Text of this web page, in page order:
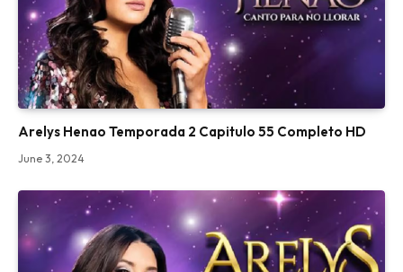
Arelys Henao Temporada 2 Capitulo 55 Completo HD
June 3, 2024